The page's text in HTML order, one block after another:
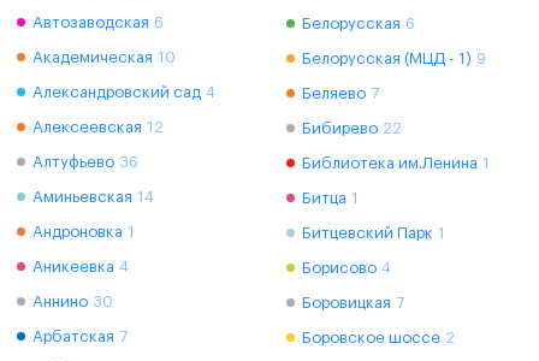
Автозаводская 6
Академическая 10
Александровский сад 4
Алексеевская 12
Алтуфьево 36
Аминьевская 14
Андроновка 1
Аникеевка 4
Аннино 30
Арбатская 7
Белорусская 6
Белорусская (МЦД - 1) 9
Беляево 7
Бибирево 22
Библиотека им.Ленина 1
Битца 1
Битцевский Парк 1
Борисово 4
Боровицкая 7
Боровское шоссе 2